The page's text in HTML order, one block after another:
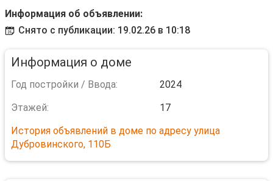
Информация об объявлении:
Снято с публикации: 19.02.26 в 10:18
Информация о доме
Год постройки / Ввода:
2024
Этажей:
17
История объявлений в доме по адресу улица
Дубровинского, 110Б